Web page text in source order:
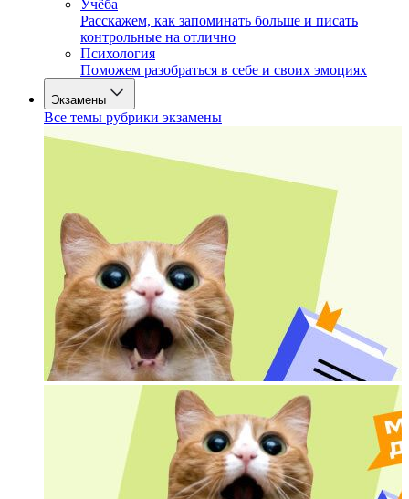
Учёба
Расскажем, как запоминать больше и писать
контрольные на отлично
Психология
Поможем разобраться в себе и своих эмоциях
Экзамены
Все темы рубрики экзамены